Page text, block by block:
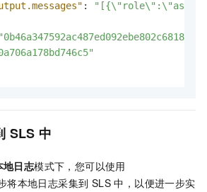
:
"0b46a347592ac487ed092ebe802c6818"
SLS 中
地日志模式下，您可以使用
将本地日志采集到 SLS 中，以便进一步实